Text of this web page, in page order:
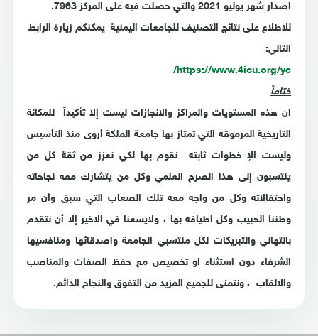
اصدار شهر يوليو 2021 والتي حصلت فيه على المركز 7963.
للاطلاع على نتائج التصنيف للجامعات اليمنية يمكنكم زيارة الرابط
التالي:
https://www.4icu.org/ye/
ختاماً
ان هذه المستويات والمراكز والانجازات ليست إلا تأكيداً للمكانة
التاريخية المرموقه التي تمتاز بها جامعة الملكة أروى منذ التأسيس
وليست الإ خطوات ثابته نقوم بها لكي نعزز من ثقة كل من
ينتسبون إلى هذا الصرح العلمي وكل من يتشارك معه نجاحاته
واحتفالاته وكل من واجه معه تلك الصعاب التي سبق وأن مر
وطننا الحبيب وكل اطيافه بها ، ولايسعنا في الاخير إلا أن نتقدم
بالتهاني والتبريكات لكل منتسبي الجامعة واصدقائها ومنافسيها
الشرفاء دون استثناء او تخصيص مع حفظ الصفات والمناصب
والالقاب ، ونتمنى للجميع المزيد من التفوق والنجاح الدائم.